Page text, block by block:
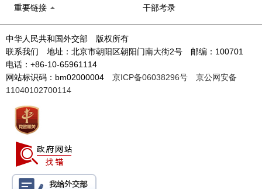
重要链接 干部考录
中华人民共和国外交部 版权所有
联系我们 地址：北京市朝阳区朝阳门南大街2号 邮编：100701
电话：+86-10-65961114
网站标识码：bm02000004 京ICP备06038296号
京公网安备
11040102700114